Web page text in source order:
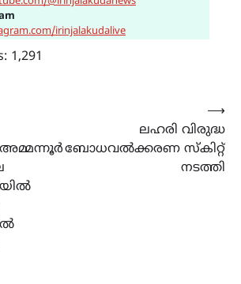
irinjalakudalive
1,291
അമ്മന്നൂർ
ലഹരി വിരുദ്ധ
ബോധവൽക്കരണ സ്കിറ്റ്
നടത്തി
⟶